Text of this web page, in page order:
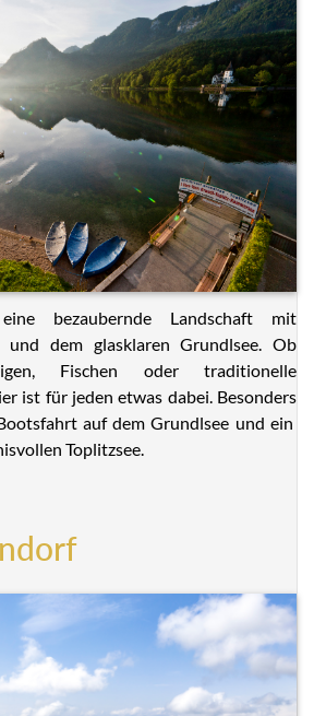
bezaubernde Landschaft mit
und dem glasklaren Grundlsee. Ob
Fischen oder traditionelle
ist für jeden etwas dabei. Besonders
auf dem Grundlsee und ein
Toplitzsee.